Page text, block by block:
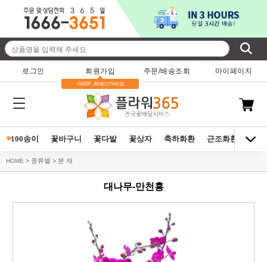
로그인 회원가입
+5,000P , 3%할인/7%적립
주문/배송조회 마이페이지
*100송이 꽃바구니 꽃다발 꽃상자 축하화환 근조화환 동양
HOME > 종류별 > 분 재
대나무-만천홍